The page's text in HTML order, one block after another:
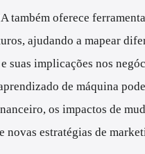
também oferece
ajudando a mapear
suas implicações nos
de máquina
os impactos de
novas estratégias de